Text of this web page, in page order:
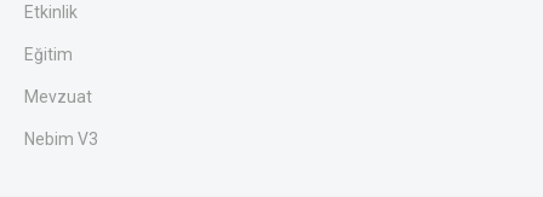
Etkinlik
Eğitim
Mevzuat
Nebim V3